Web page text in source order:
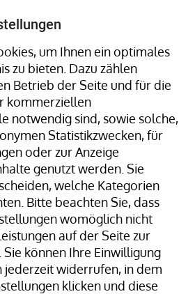
um Ihnen ein optimales
zu bieten. Dazu zählen
Betrieb der Seite und für die
kommerziellen
notwendig sind, sowie solche,
Statistikzwecken, für
oder zur Anzeige
genutzt werden. Sie
welche Kategorien
Bitte beachten Sie, dass
womöglich nicht
auf der Seite zur
können Ihre Einwilligung
jederzeit widerrufen, in dem
klicken und diese
+ Gummibänder
Naturkautschuk
transparent; 20 mm Ø x 25 x 1